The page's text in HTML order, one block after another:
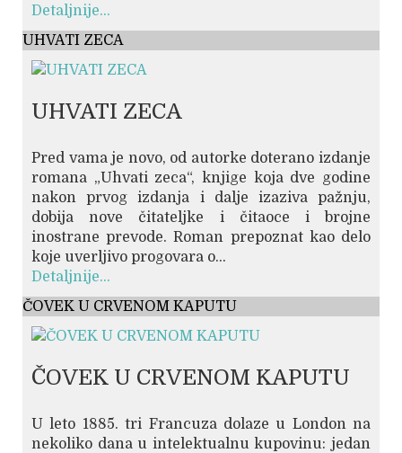
Detaljnije...
UHVATI ZECA
UHVATI ZECA
Pred vama je novo, od autorke doterano izdanje
romana „Uhvati zeca“, knjige koja dve godine
nakon prvog izdanja i dalje izaziva pažnju,
dobija nove čitateljke i čitaoce i brojne
inostrane prevode. Roman prepoznat kao delo
koje uverljivo progovara o...
Detaljnije...
ČOVEK U CRVENOM KAPUTU
ČOVEK U CRVENOM KAPUTU
U leto 1885. tri Francuza dolaze u London na
nekoliko dana u intelektualnu kupovinu: jedan